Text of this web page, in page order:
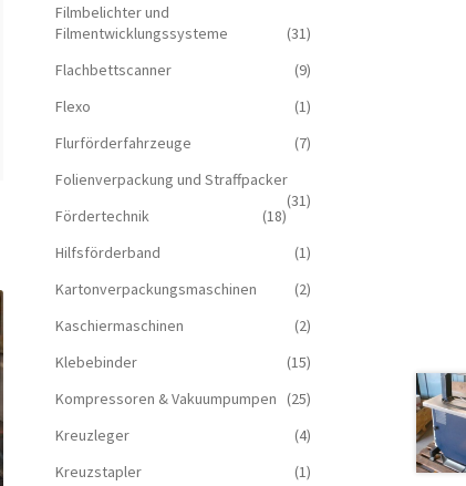
Filmbelichter und
Filmentwicklungssysteme
(31)
Flachbettscanner
(9)
Flexo
(1)
Flurförderfahrzeuge
(7)
Folienverpackung und Straffpacker
(31)
Fördertechnik
(18)
Hilfsförderband
(1)
Kartonverpackungsmaschinen
(2)
Kaschiermaschinen
(2)
Klebebinder
(15)
Kompressoren & Vakuum­pumpen
(25)
Kreuzleger
(4)
Kreuzstapler
(1)